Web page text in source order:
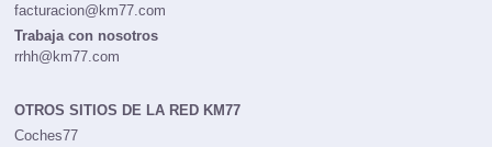
facturacion@km77.com
Trabaja con nosotros
rrhh@km77.com
OTROS SITIOS DE LA RED KM77
Coches77